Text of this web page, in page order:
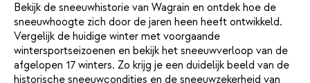
Bekijk de sneeuwhistorie van Wagrain en ontdek hoe de
sneeuwhoogte zich door de jaren heen heeft ontwikkeld.
Vergelijk de huidige winter met voorgaande
wintersportseizoenen en bekijk het sneeuwverloop van de
afgelopen 17 winters. Zo krijg je een duidelijk beeld van de
historische sneeuwcondities en de sneeuwzekerheid van